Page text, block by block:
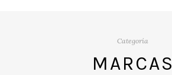
Categoría
MARCAS